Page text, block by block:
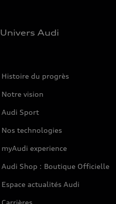
Univers Audi
Histoire du progrès
Notre vision
Audi Sport
Nos technologies
myAudi experience
Audi Shop : Boutique Officielle
Espace actualités Audi
Carrières